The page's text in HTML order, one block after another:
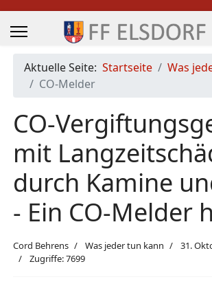
Aktuelle Seite: Startseite
Was
CO-Melder
CO-
mit
durch Kamine
- Ein CO-Melder
Cord Behrens Was jeder tun kann
31.
Zugriffe: 7699